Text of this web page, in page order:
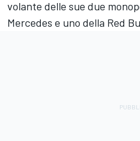
volante delle sue due
Mercedes e uno della Red